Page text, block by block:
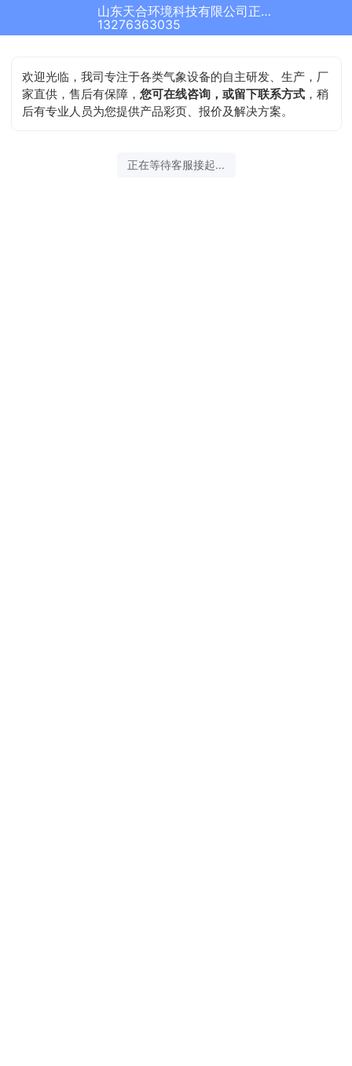
山东天合环境科技有限公司正在为您服务
13276363035
欢迎光临，我司专注于各类气象设备的自主研发、生产，厂
家直供，售后有保障，您可在线咨询，或留下联系方式 ，稍
后有专业人员为您提供产品彩页、报价及解决方案。
正在等待客服接起...